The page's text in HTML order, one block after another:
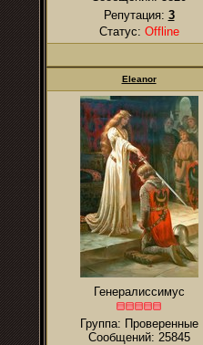
Репутация: 3
Статус: Offline
Eleanor
Генералиссимус
Группа: Проверенные
Сообщений: 25845